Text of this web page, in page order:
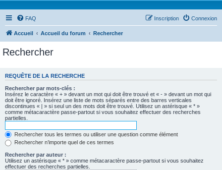
FAQ Connexion
Inscription
Accueil Accueil du forum Rechercher
Rechercher
REQUÊTE DE LA RECHERCHE
Rechercher par mots-clés :
Insérez le caractère « + » devant un mot qui doit être trouvé et « - » devant un mot qui
doit être ignoré. Insérez une liste de mots séparés entre des barres verticales
discontinues « | » si seul un des mots doit être trouvé. Utilisez un astérisque « * »
comme métacaractère passe-partout si vous souhaitez effectuer des recherches
partielles.
Rechercher tous les termes ou utiliser une question comme élément
Rechercher n’importe quel de ces termes
Rechercher par auteur :
Utilisez un astérisque « * » comme métacaractère passe-partout si vous souhaitez
effectuer des recherches partielles.